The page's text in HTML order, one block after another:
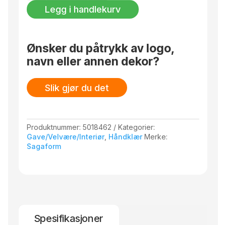
cm, 90×170 cm og 140×250 cm. Pakket i et
fint pappbånd.
50x70
cm,
antall
Legg i handlekurv
Ønsker du påtrykk av logo,
navn eller annen dekor?
Slik gjør du det
Produktnummer:5018462
Kategorier:
Gave/Velvære/Interiør, Håndklær Merke:
Sagaform
Spesifikasjoner